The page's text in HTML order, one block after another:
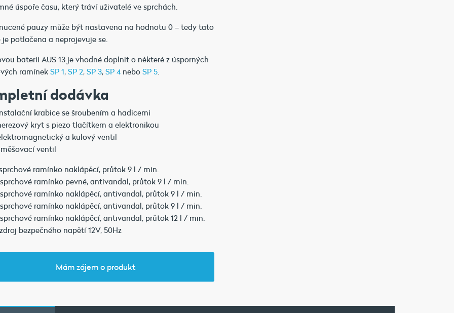
úspoře času, který tráví uživatelé ve sprchách.
pauzy může být nastavena na hodnotu 0 – tedy tato
je potlačena a neprojevuje se.
baterii AUS 13 je vhodné doplnit o některé z úsporných
ramínekSP 1, SP 2, SP 3, SP 4 nebo SP 5.
dodávka
krabice se šroubením a hadicemi
kryt s piezo tlačítkem a elektronikou
a kulový ventil
ventil
ramínko naklápěcí, průtok 9 l / min.
ramínko pevné, antivandal, průtok 9 l / min.
ramínko naklápěcí, antivandal, průtok 9 l / min.
ramínko naklápěcí, antivandal, průtok 9 l / min.
ramínko naklápěcí, antivandal, průtok 12 l / min.
bezpečného napětí 12V, 50Hz
Mám zájem o produkt